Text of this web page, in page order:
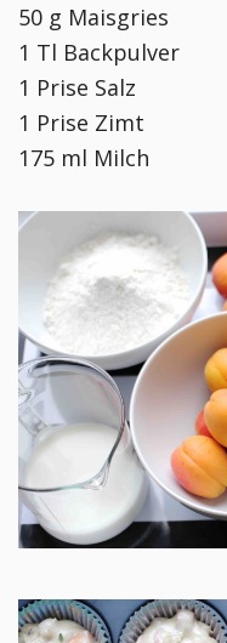
50 g Maisgries
1 Tl Backpulver
1 Prise Salz
1 Prise Zimt
175 ml Milch